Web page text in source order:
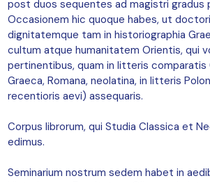
post duos sequentes ad magistri gradus
Occasionem hic quoque habes, ut
dignitatemque tam in historiographia
cultum atque humanitatem Orientis, qui
pertinentibus, quam in litteris comparatis
Graeca, Romana, neolatina, in litteris
recentioris aevi) assequaris.
Corpus librorum, qui Studia Classica et
edimus.
Seminarium nostrum sedem habet in